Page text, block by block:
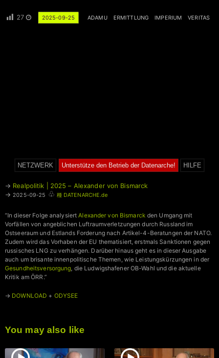
27 2025-09-25 ADAMU ERMITTLUNG IMPERIUM VERITAS
NETZWERK Unterstütze den Betrieb der Datenarche! HILFE
→ Realpolitik | 2025 – Alexander von Bismarck
→ 2025-09-25 ♧ 種 DATENARCHE.de
“In dieser Folge analysiertAlexander von Bismarck den Umgang mit
Vorfällen von angeblichen Luftraumverletzungen durch Russland im
Ostseeraum und Estlands Forderung nach Artikel-4-Beratungen der NATO.
Zudem wird das Vorhaben der EU thematisiert, erstmals Sanktionen gegen
russisches LNG zu verhängen. Darüber hinaus geht es in dieser Ausgabe
auch um brisante innenpolitische Themen, wie Leistungskürzungen in der
Gesundheitsversorgung, die Ludwigshafener OB-Wahl und die aktuelle
Kritik am ÖRR.”
→ DOWNLOAD + ODYSEE
You may also like